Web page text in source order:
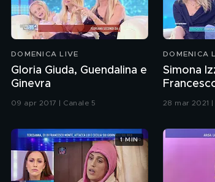
DOMENICA LIVE
Gloria Giuda, Guendalina e
Ginevra
09 apr 2017 | Canale 5
DOMENICA
Simona
nipote
28 mar 2021 |
1 MIN